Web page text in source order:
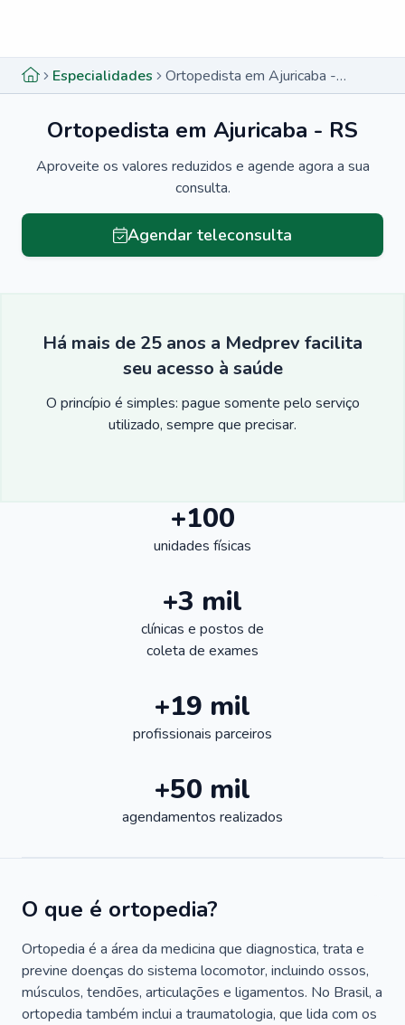
Especialidades Ortopedista em Ajuricaba - RS
Ortopedista em Ajuricaba - RS
Aproveite os valores reduzidos e agende agora a sua
consulta.
Agendar teleconsulta
Há mais de 25 anos a Medprev facilita
seu acesso à saúde
O princípio é simples: pague somente pelo serviço
utilizado, sempre que precisar.
+100
unidades físicas
+3 mil
clínicas e postos de
coleta de exames
+19 mil
profissionais parceiros
+50 mil
agendamentos realizados
O que é ortopedia?
Ortopedia é a área da medicina que diagnostica, trata e
previne doenças do sistema locomotor, incluindo ossos,
músculos, tendões, articulações e ligamentos. No Brasil, a
ortopedia também inclui a traumatologia, que lida com os